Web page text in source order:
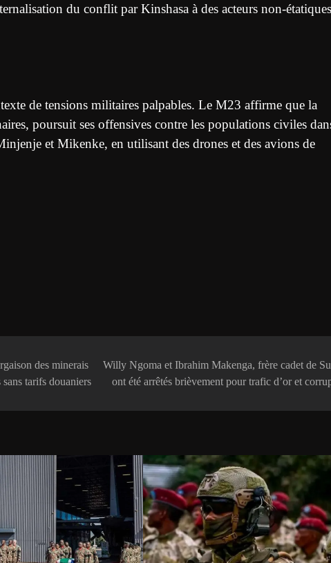
du conflit par Kinshasa à des acteurs non-
de tensions militaires palpables. Le M23 affirme que la
poursuit ses offensives contre les populations civiles
et Mikenke, en utilisant des drones et des avions de
des minerais
tarifs douaniers
Willy Ngoma et Ibrahim Makenga, frère cadet de
ont été arrêtés brièvement pour trafic d’or et